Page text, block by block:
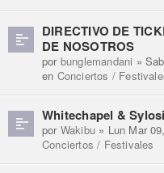
DIRECTIVO DE
DE NOSOTROS
por bunglemandani »
en Conciertos /
Whitechapel &
por Wakibu» Lun Mar
Conciertos / Festivales